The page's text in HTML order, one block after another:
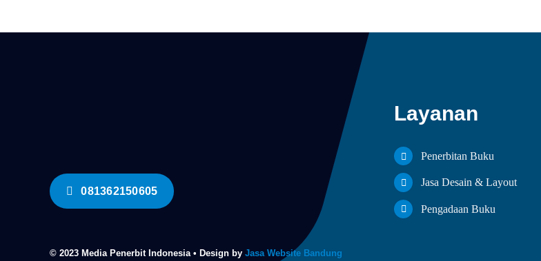
081362150605
Layanan
Penerbitan Buku
Jasa Desain & Layout
Pengadaan Buku
© 2023 Media Penerbit Indonesia • Design by Jasa Website Bandung